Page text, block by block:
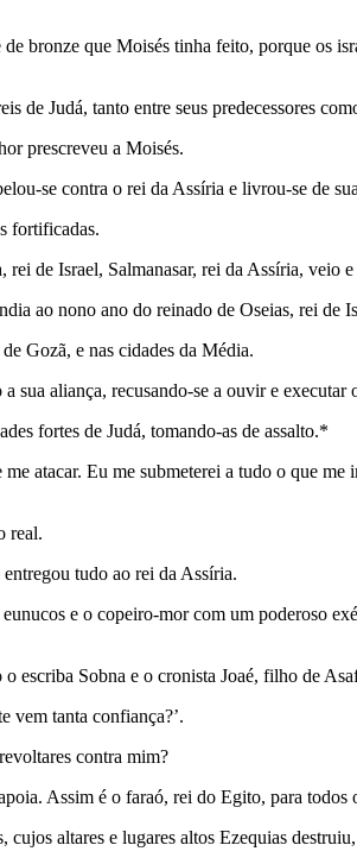
bronze que Moisés tinha feito, porque os
Judá, tanto entre seus predecessores
prescreveu a Moi­sés.
se contra o rei da Assíria e livrou-se de
fortifi­cadas.
de Israel, Salmanasar, rei da Assíria, veio
ao nono ano do reinado de Oseias, rei de
Gozã, e nas cidades da Média.
sua aliança, recusando-se a ouvir e
fortes de Judá, tomando-as de assalto.*
atacar. Eu me submeterei a tudo o que me
real.
tudo ao rei da Assíria.
e o copeiro-mor com um poderoso
escriba Sobna e o cronista Joaé, filho de
vem tanta confiança?’.
contra mim?
Assim é o faraó, rei do Egito, para todos
altares e lugares altos Ezequias